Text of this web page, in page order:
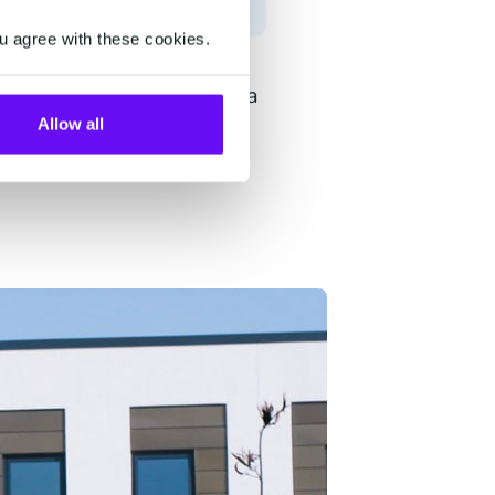
agree with these cookies.
Allow all
que necesitábamos una
un enfoque